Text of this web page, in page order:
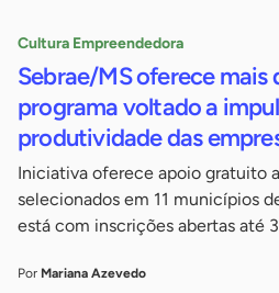
Cultura Empreendedora
Sebrae/MS oferece mais
programa voltado a
produtividade das
Iniciativa oferece apoio gratuito
selecionados em 11 municípios
está com inscrições abertas até
Por Mariana Azevedo